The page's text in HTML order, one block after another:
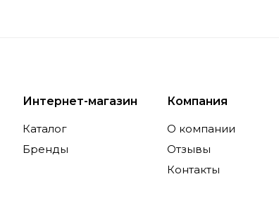
Интернет-магазин
Каталог
Бренды
Компания
О компании
Отзывы
Контакты